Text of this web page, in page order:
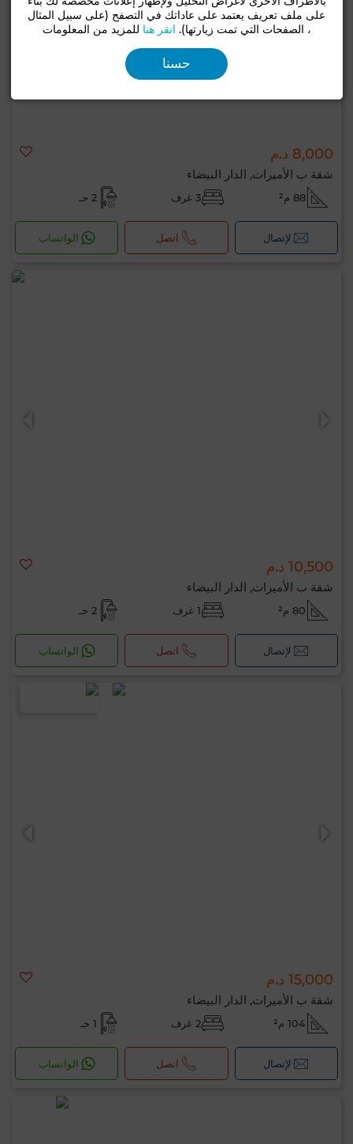
8,000 د.م
شقة ب الأميرات, الدار البيضاء
88 م² 3 غرف 2 حـ
لإتصال اتصل الواتساب
10,500 د.م
شقة ب الأميرات, الدار البيضاء
80 م² 1 غرف 2 حـ
لإتصال اتصل الواتساب
15,000 د.م
شقة ب الأميرات, الدار البيضاء
104 م² 2 غرف 1 حـ
لإتصال اتصل الواتساب
على ملف تعريف يعتمد على عاداتك في التصفح (على سبيل المثال
، الصفحات التي تمت زيارتها). انقر هنا للمزيد من المعلومات
حسنا